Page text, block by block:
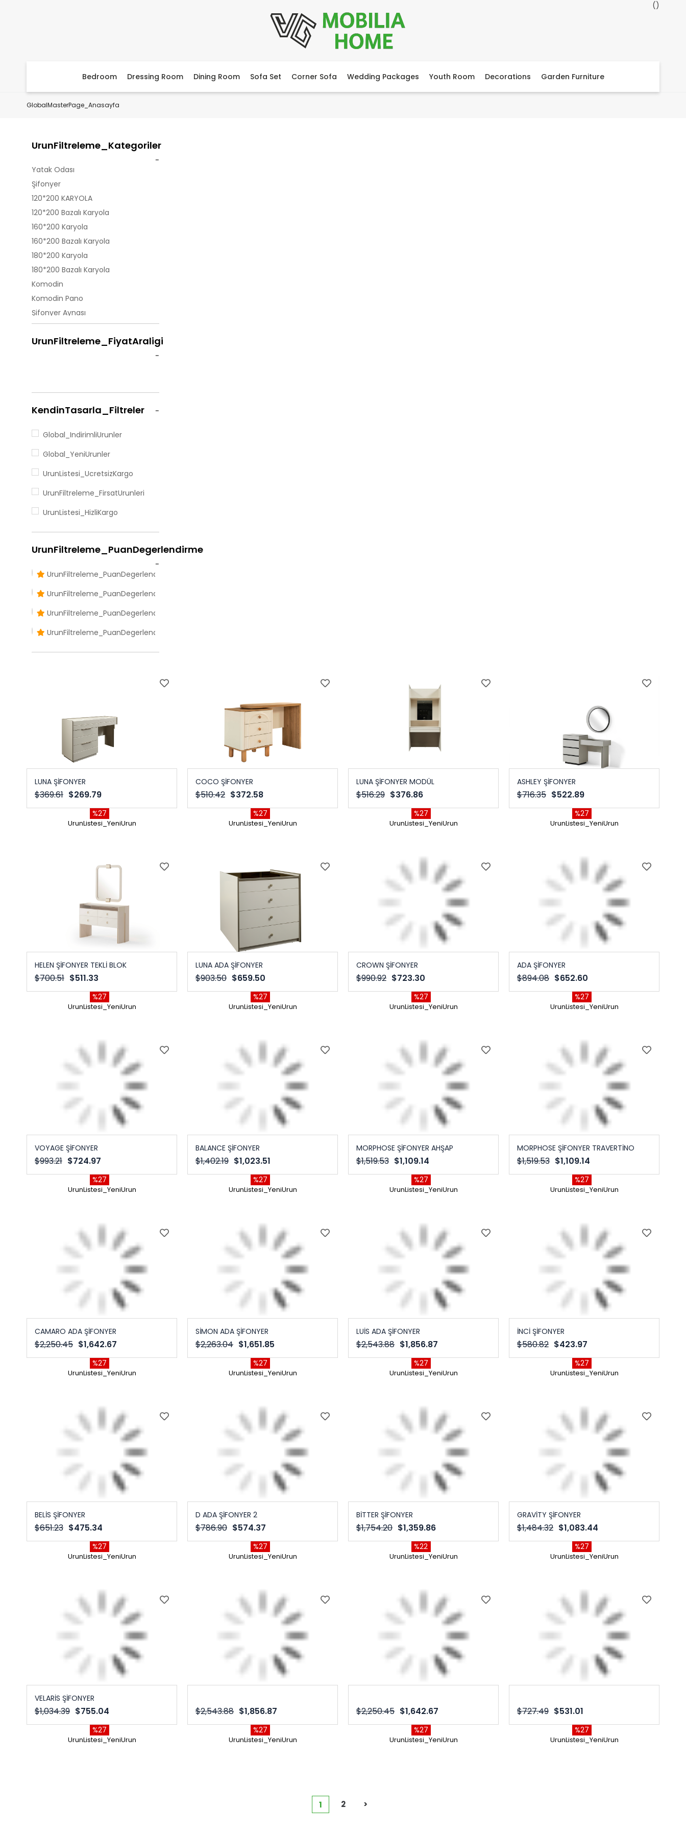
Bedroom Dressing Room Dining Room Sofa Set Corner Sofa Wedding Packages Youth Room Decorations Garden Furniture
GlobalMasterPage_Anasayfa
UrunFiltreleme_Kategoriler
Yatak Odası
Şifonyer
120*200 KARYOLA
120*200 Bazalı Karyola
160*200 Karyola
160*200 Bazalı Karyola
180*200 Karyola
180*200 Bazalı Karyola
Komodin
Komodin Pano
Şifonyer Aynası
Aynalı Şifonyer
Sürgülü Gardırop
5 Kapılı Modül
6 kapılı modül
Çamaşırlık
Köşe Dolap
Boy Aynası
Lambader
UrunFiltreleme_FiyatAraligi
KendinTasarla_Filtreler
Global_IndirimliUrunler
Global_YeniUrunler
UrunListesi_UcretsizKargo
UrunFiltreleme_FirsatUrunleri
UrunListesi_HizliKargo
UrunFiltreleme_PuanDegerlendirme
UrunFiltreleme_PuanDegerlendirmeDortVeUzeri
UrunFiltreleme_PuanDegerlendirmeUcVeUzeri
UrunFiltreleme_PuanDegerlendirmeIkiVeUzeri
UrunFiltreleme_PuanDegerlendirmeBirVeUzeri
LUNA ŞİFONYER
$269.79
$369.61
%27
UrunListesi_YeniUrun
COCO ŞİFONYER
$372.58
$510.42
%27
UrunListesi_YeniUrun
LUNA ŞİFONYER MODÜL
$376.86
$516.29
%27
UrunListesi_YeniUrun
ASHLEY ŞİFONYER
$522.89
$716.35
%27
UrunListesi_YeniUrun
HELEN ŞİFONYER TEKLİ BLOK
$511.33
$700.51
%27
UrunListesi_YeniUrun
LUNA ADA ŞİFONYER
$659.50
$903.50
%27
UrunListesi_YeniUrun
CROWN ŞİFONYER
$723.30
$990.92
%27
UrunListesi_YeniUrun
ADA ŞİFONYER
$652.60
$894.08
%27
UrunListesi_YeniUrun
VOYAGE ŞİFONYER
$724.97
$993.21
%27
UrunListesi_YeniUrun
BALANCE ŞİFONYER
$1,023.51
$1,402.19
%27
UrunListesi_YeniUrun
MORPHOSE ŞİFONYER AHŞAP
$1,109.14
$1,519.53
%27
UrunListesi_YeniUrun
MORPHOSE ŞİFONYER TRAVERTİNO
$1,109.14
$1,519.53
%27
UrunListesi_YeniUrun
CAMARO ADA ŞİFONYER
$1,642.67
$2,250.45
%27
UrunListesi_YeniUrun
SİMON ADA ŞİFONYER
$1,651.85
$2,263.04
%27
UrunListesi_YeniUrun
LUİS ADA ŞİFONYER
$1,856.87
$2,543.88
%27
UrunListesi_YeniUrun
İNCİ ŞİFONYER
$423.97
$580.82
%27
UrunListesi_YeniUrun
BELİS ŞİFONYER
$475.34
$651.23
%27
UrunListesi_YeniUrun
D ADA ŞİFONYER 2
$574.37
$786.90
%27
UrunListesi_YeniUrun
BİTTER ŞİFONYER
$1,359.86
$1,754.20
%22
UrunListesi_YeniUrun
GRAVİTY ŞİFONYER
$1,083.44
$1,484.32
%27
UrunListesi_YeniUrun
VELARİS ŞİFONYER
$755.04
$1,034.39
%27
UrunListesi_YeniUrun
$1,856.87
$2,543.88
%27
UrunListesi_YeniUrun
$1,642.67
$2,250.45
%27
UrunListesi_YeniUrun
$531.01
$727.49
%27
UrunListesi_YeniUrun
1 2 >